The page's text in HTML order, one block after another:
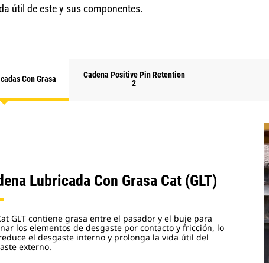
útil de este y sus componentes.
Con Grasa
Cadena Positive Pin Retention
2
Lubricada Con Grasa Cat (GLT)
GLT contiene grasa entre el pasador y el buje para
los elementos de desgaste por contacto y fricción, lo
el desgaste interno y prolonga la vida útil del
externo.